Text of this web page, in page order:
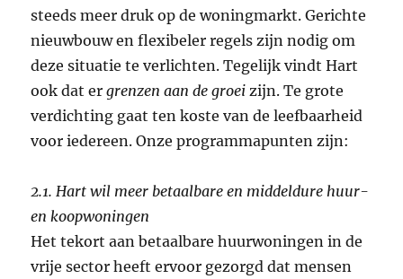
steeds meer druk op de woningmarkt. Gerichte
nieuwbouw en flexibeler regels zijn nodig om
deze situatie te verlichten. Tegelijk vindt Hart
ook dat ergrenzen aan de groei zijn. Te grote
verdichting gaat ten koste van de leefbaarheid
voor iedereen. Onze programmapunten zijn:
2.1. Hart wil meer betaalbare en middeldure huur-
en koopwoningen
Het tekort aan betaalbare huurwoningen in de
vrije sector heeft ervoor gezorgd dat mensen